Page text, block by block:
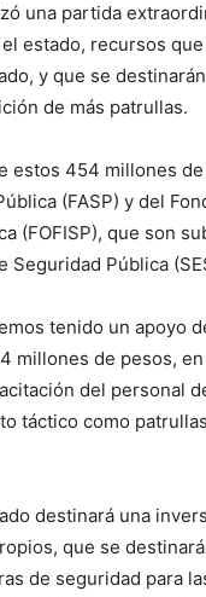
una partida
estado, recursos
y que se
de más patrullas.
estos 454 millones
(FASP) y del
(FOFISP), que son
Seguridad Pública
tenido un apoyo
millones de pesos,
del personal
táctico como
destinará una
que se
de seguridad para